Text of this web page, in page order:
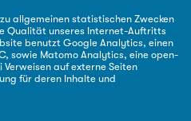
allgemeinen statistischen Zwecken
Qualität unseres Internet-Auftritts
benutzt Google Analytics, einen
sowie Matomo Analytics, eine open-
auf externe Seiten
für deren Inhalte und